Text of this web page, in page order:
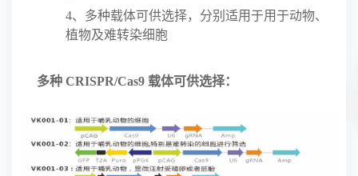
4、 多种载体可供选择，分别适用于用于动物、
植物及难转染细胞
多种 CRISPR/Cas9 载体可供选择：